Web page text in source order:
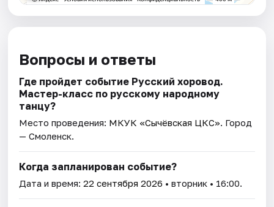
Вопросы и ответы
Где пройдет событие Русский хоровод.
Мастер-класс по русскому народному
танцу?
Место проведения: МКУК «Сычёвская ЦКС». Город
— Смоленск.
Когда запланирован событие?
Дата и время:22 сентября 2026 • вторник • 16:00.